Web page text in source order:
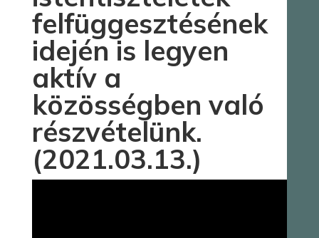
felfüggesztésének
idején is legyen
aktív a
közösségben való
részvételünk.
(2021.03.13.)